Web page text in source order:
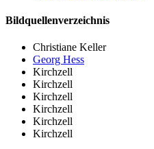
Bildquellenverzeichnis
Christiane Keller
Georg Hess
Kirchzell
Kirchzell
Kirchzell
Kirchzell
Kirchzell
Kirchzell